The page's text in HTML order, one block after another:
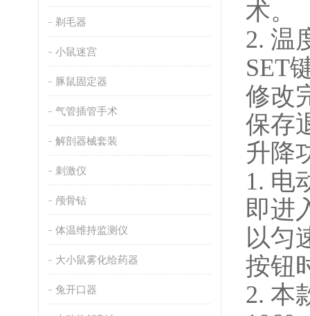
剃毛器
小鼠迷宫
豚鼠固定器
气管插管手术
解剖器械套装
刺激仪
颅骨钻
体温维持监测仪
大小鼠雾化给药器
兔开口器
术。
2. 温
SET
修改
保存
升降
1. 电
即进
以匀
按钮
2. 本